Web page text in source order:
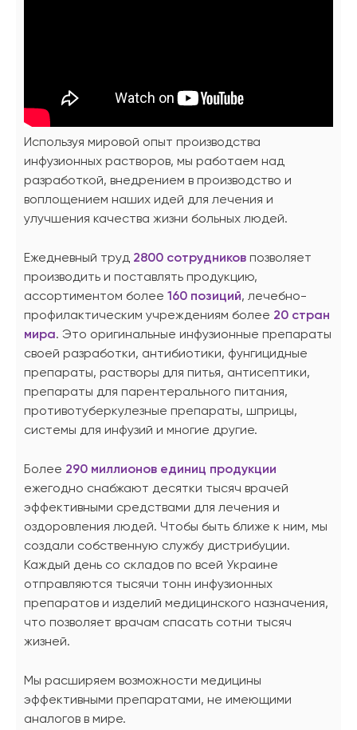
Используя мировой опыт производства
инфузионных растворов, мы работаем над
разработкой, внедрением в производство и
воплощением наших идей для лечения и
улучшения качества жизни больных людей.
Ежедневный труд 2800 сотрудников позволяет
производить и поставлять продукцию,
ассортиментом более 160 позиций, лечебно-
профилактическим учреждениям более 20 стран
мира. Это оригинальные инфузионные препараты
своей разработки, антибиотики, фунгицидные
препараты, растворы для питья, антисептики,
препараты для парентерального питания,
противотуберкулезные препараты, шприцы,
системы для инфузий и многие другие.
Более 290 миллионов единиц продукции
ежегодно снабжают десятки тысяч врачей
эффективными средствами для лечения и
оздоровления людей. Чтобы быть ближе к ним, мы
создали собственную службу дистрибуции.
Каждый день со складов по всей Украине
отправляются тысячи тонн инфузионных
препаратов и изделий медицинского назначения,
что позволяет врачам спасать сотни тысяч
жизней.
Мы расширяем возможности медицины
эффективными препаратами, не имеющими
аналогов в мире.